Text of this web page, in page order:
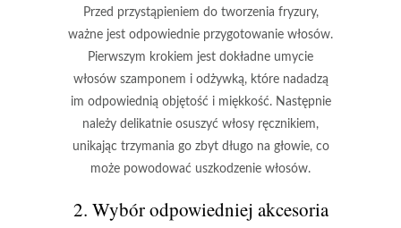
Przed przystąpieniem do tworzenia fryzury,
ważne jest odpowiednie przygotowanie włosów.
Pierwszym krokiem jest dokładne umycie
włosów szamponem i odżywką, które nadadzą
im odpowiednią objętość i miękkość. Następnie
należy delikatnie osuszyć włosy ręcznikiem,
unikając trzymania go zbyt długo na głowie, co
może powodować uszkodzenie włosów.
2. Wybór odpowiedniej akcesoria